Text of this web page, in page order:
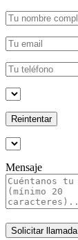
Reintentar
Mensaje
Solicitar llamada